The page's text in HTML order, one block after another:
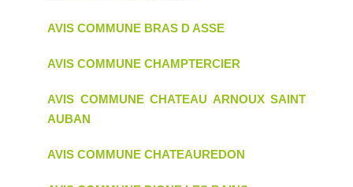
AVIS COMMUNE BRAS D ASSE
AVIS COMMUNE CHAMPTERCIER
AVIS COMMUNE CHATEAU ARNOUX SAINT
AUBAN
AVIS COMMUNE CHATEAUREDON